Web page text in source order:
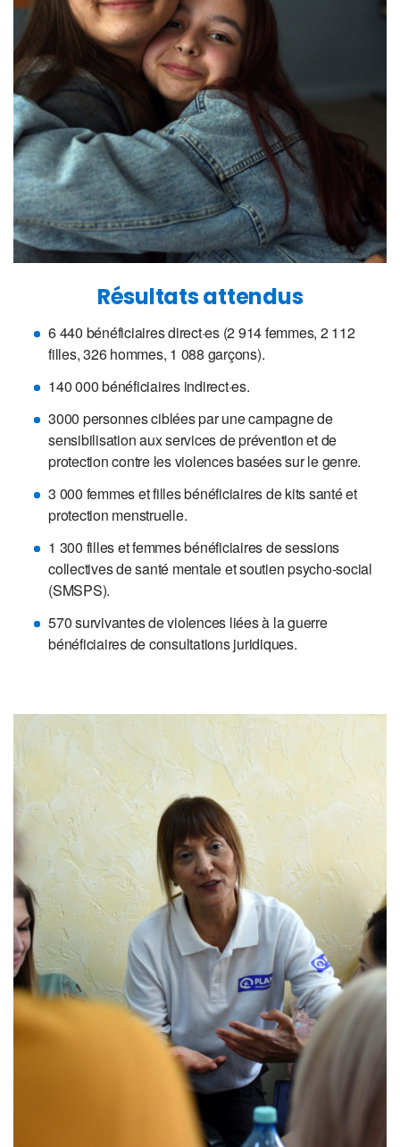
Résultats attendus
6 440 bénéficiaires direct·es (2 914 femmes, 2 112
filles, 326 hommes, 1 088 garçons).
140 000 bénéficiaires indirect·es.
3000 personnes ciblées par une campagne de
sensibilisation aux services de prévention et de
protection contre les violences basées sur le genre.
3 000 femmes et filles bénéficiaires de kits santé et
protection menstruelle.
1 300 filles et femmes bénéficiaires de sessions
collectives de santé mentale et soutien psycho-social
(SMSPS).
570 survivantes de violences liées à la guerre
bénéficiaires de consultations juridiques.